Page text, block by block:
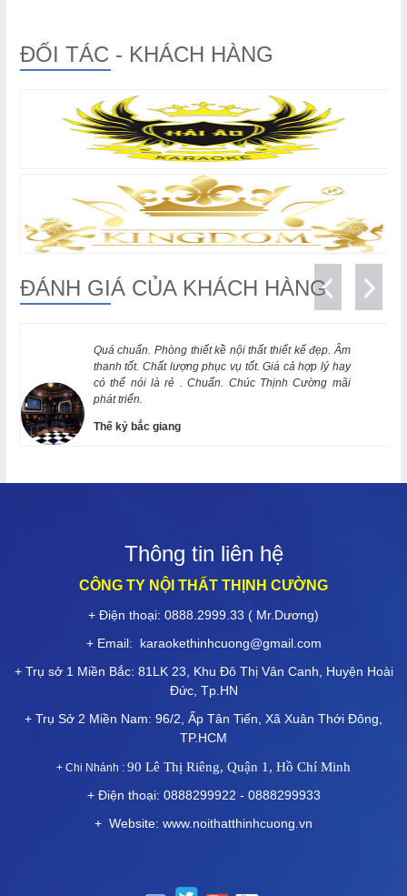
Phải làm gì khi phòng karaoke của bạn đang cách âm
Kinh Nghiệm vàng khi làm thi công cách âm phòng hát
Karaoke chuẩn.
Nội Thất Thịnh Cường địa điểm đến uy tín về thi công
karaoke
Thiết kế phòng karaoke trọn gói cần chuẩn bị những gì?
Thiết kế thi công phòng karaoke nội thất thịnh cường
Thi công thiết kế phòng hát karaoke gia đình tiện nghi
năm 2024
Chi phí tổng hợp để thiết kế thi công một phòng karaoke?
ĐỐI TÁC - KHÁCH HÀNG
ĐÁNH GIÁ CỦA KHÁCH HÀNG
Quá chuẩn. Phòng thiết kề nội thất thiết kế đẹp. Âm
thanh tốt. Chất lượng phục vụ tốt. Giá cả hợp lý hay
có thể nói là rẻ . Chuẩn. Chúc Thịnh Cường mãi
phát triển.
Thế kỷ bắc giang
Thông tin liên hệ
CÔNG TY NỘI THẤT THỊNH CƯỜNG
+ Điện thoại: 0888.2999.33 ( Mr.Dương)
+ Email: karaokethinhcuong@gmail.com
+ Trụ sở 1 Miền Bắc: 81LK 23, Khu Đô Thị Vân Canh, Huyện Hoài
Đức, Tp.HN
+ Trụ Sở 2 Miền Nam: 96/2, Ấp Tân Tiến, Xã Xuân Thới Đông,
TP.HCM
+ Chi Nhánh : 90 Lê Thị Riêng, Quận 1, Hồ Chí Minh
+ Điện thoại: 0888299922 - 0888299933
+ Website: www.noithatthinhcuong.vn